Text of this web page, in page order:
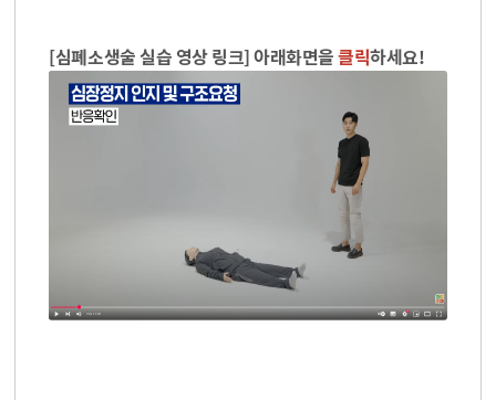
[심폐소생술 실습 영상 링크] 아래화면을클릭하세요!